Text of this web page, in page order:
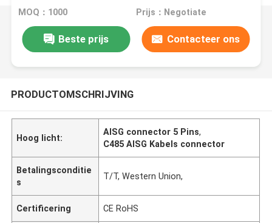
MOQ：1000 Prijs：Negotiate
Beste prijs Contacteer ons
PRODUCTOMSCHRIJVING
Hoog licht:
AISG connector 5 Pins,
C485 AISG Kabels connector
Betalingsconditie
s
T/T, Western Union,
Certificering CE RoHS